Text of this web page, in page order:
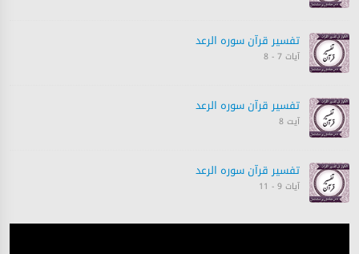
تفسیر قرآن سورہ ‎الرعد
آیات 7 - 8
تفسیر قرآن سورہ ‎الرعد
آیت 8
تفسیر قرآن سورہ ‎الرعد
آیات 9 - 11